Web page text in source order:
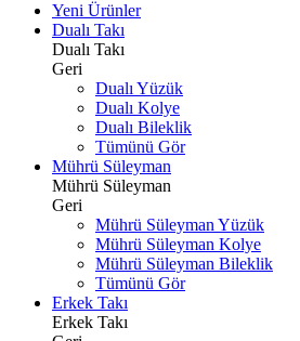
Yeni Ürünler
Dualı Takı
Dualı Takı
Geri
Dualı Yüzük
Dualı Kolye
Dualı Bileklik
Tümünü Gör
Mührü Süleyman
Mührü Süleyman
Geri
Mührü Süleyman Yüzük
Mührü Süleyman Kolye
Mührü Süleyman Bileklik
Tümünü Gör
Erkek Takı
Erkek Takı